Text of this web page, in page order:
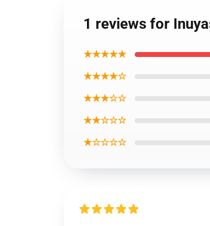
1 reviews for
★★★★★
★★★★☆
★★★☆☆
★★☆☆☆
★☆☆☆☆